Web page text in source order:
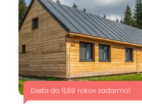
Dieťa do 11,99 rokov zadarmo!